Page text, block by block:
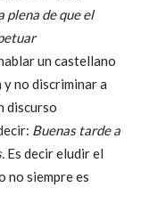
plena de que el
un castellano
no discriminar a
discurso
Buenas tarde a
Es decir eludir el
no siempre es